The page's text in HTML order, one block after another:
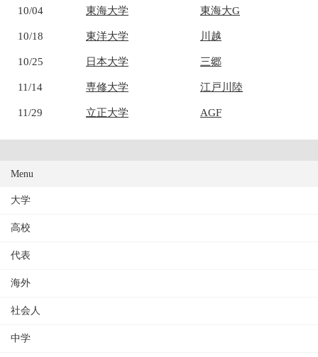
10/04 東海大学 東海大G
10/18 東洋大学 川越
10/25 日本大学 三郷
11/14 専修大学 江戸川陸
11/29 立正大学 AGF
Menu
大学
高校
代表
海外
社会人
中学